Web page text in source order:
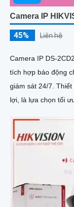
Camera IP
45% Liên hệ
Camera IP DS-
tích hợp báo động
giám sát 24/7. Thiết kế chuyên nghiệp, kết nối dây mạng tiện
lợi, là lựa chọn tối